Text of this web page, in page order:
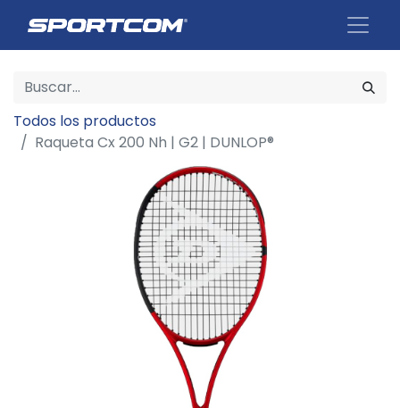
Todos los productos
Raqueta Cx 200 Nh | G2 | DUNLOP®